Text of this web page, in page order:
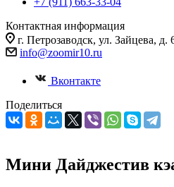
Контактная информация
г. Петрозаводск, ул. Зайцева, д.
info@zoomir10.ru
Вконтакте
Поделиться
Мини Дайджестив